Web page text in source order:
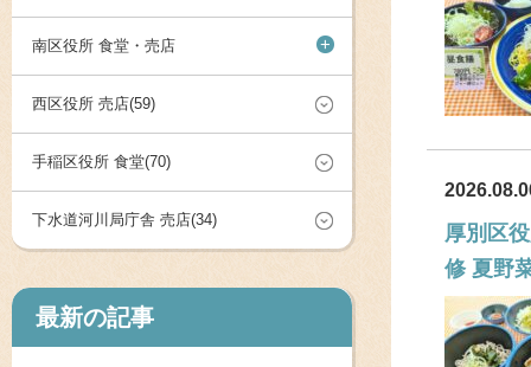
南区役所 食堂・売店 +
西区役所 売店(59)
手稲区役所 食堂(70)
下水道河川局庁舎 売店(34)
最新の記事
厚別区
修 夏野